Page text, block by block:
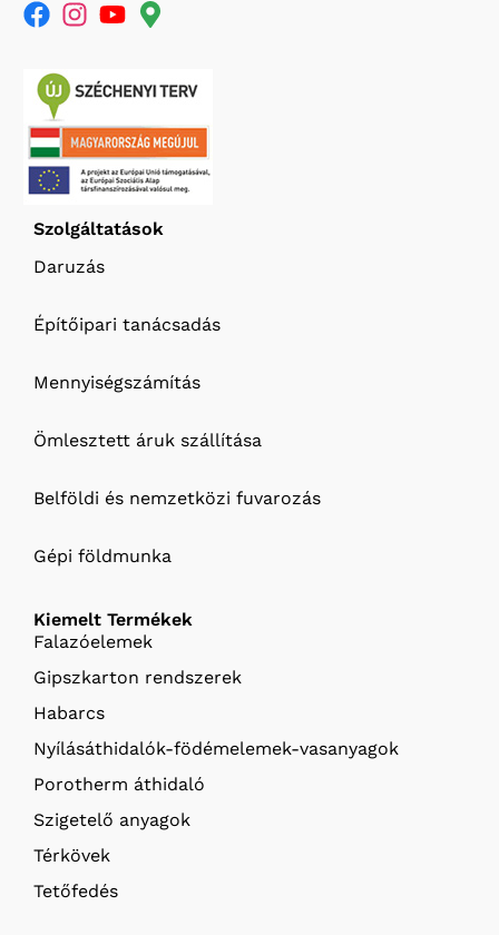
Szolgáltatások
Daruzás
Építőipari tanácsadás
Mennyiségszámítás
Ömlesztett áruk szállítása
Belföldi és nemzetközi fuvarozás
Gépi földmunka
Kiemelt Termékek
Falazóelemek
Gipszkarton rendszerek
Habarcs
Nyílásáthidalók-födémelemek-vasanyagok
Porotherm áthidaló
Szigetelő anyagok
Térkövek
Tetőfedés